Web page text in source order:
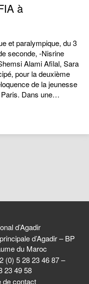
à
et paralympique, du 3
seconde, -Nisrine
Alami Afilal, Sara
pour la deuxième
de la jeunesse
Paris. Dans une…
d’Agadir
d’Agadir – BP
du Maroc
(0) 5 28 23 46 87 –
23 49 58
de contact